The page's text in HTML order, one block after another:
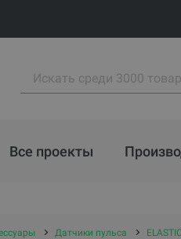
Все проекты
Датчики пульса